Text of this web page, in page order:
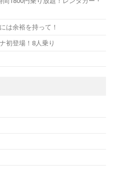
は余裕を持って！
初登場！8人乗り